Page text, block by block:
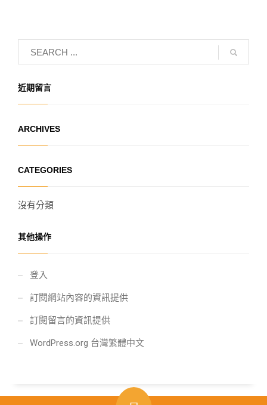
近期留言
ARCHIVES
CATEGORIES
沒有分類
其他操作
登入
訂閱網站內容的資訊提供
訂閱留言的資訊提供
WordPress.org 台灣繁體中文